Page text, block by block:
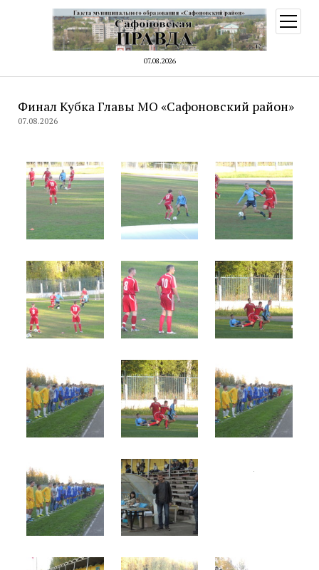
07.08.2026
меню
Финал Кубка Главы МО «Сафоновский район»
07.08.2026